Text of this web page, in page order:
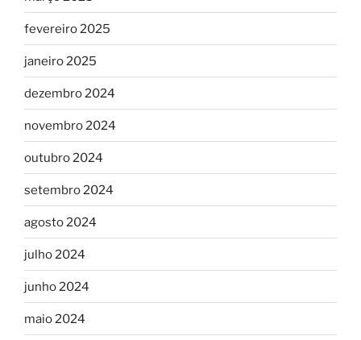
fevereiro 2025
janeiro 2025
dezembro 2024
novembro 2024
outubro 2024
setembro 2024
agosto 2024
julho 2024
junho 2024
maio 2024